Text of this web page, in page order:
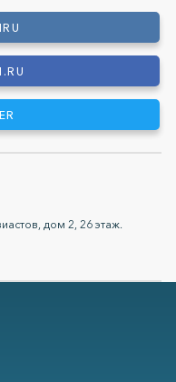
дом 2, 26 этаж.